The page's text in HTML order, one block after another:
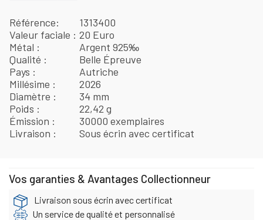
Référence
1313400
Valeur faciale
20 Euro
Métal
Argent 925‰
Qualité
Belle Épreuve
Pays
Autriche
Millésime
2026
Diamètre
34 mm
Poids
22,42 g
Émission
30000 exemplaires
Livraison
Sous écrin avec certificat
Vos garanties & Avantages Collectionneur
Livraison sous écrin avec certificat
Un service de qualité et personnalisé